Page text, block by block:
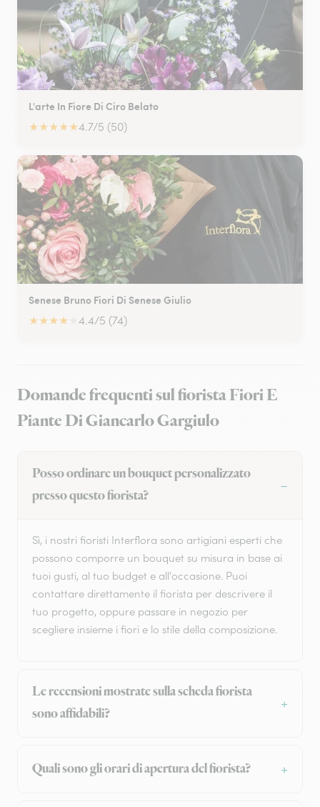
L'arte In Fiore Di Ciro Belato
★★★★★4.7/5 (50)
Senese Bruno Fiori Di Senese Giulio
★★★★ 4.4/5 (74)
Domande frequenti sul fiorista Fiori E
Piante Di Giancarlo Gargiulo
Posso ordinare un bouquet personalizzato
presso questo fiorista?
Sì, i nostri fioristi Interflora sono artigiani esperti che
possono comporre un bouquet su misura in base ai
tuoi gusti, al tuo budget e all'occasione. Puoi
contattare direttamente il fiorista per descrivere il
tuo progetto, oppure passare in negozio per
scegliere insieme i fiori e lo stile della composizione.
Le recensioni mostrate sulla scheda fiorista
sono affidabili?
Quali sono gli orari di apertura del fiorista?